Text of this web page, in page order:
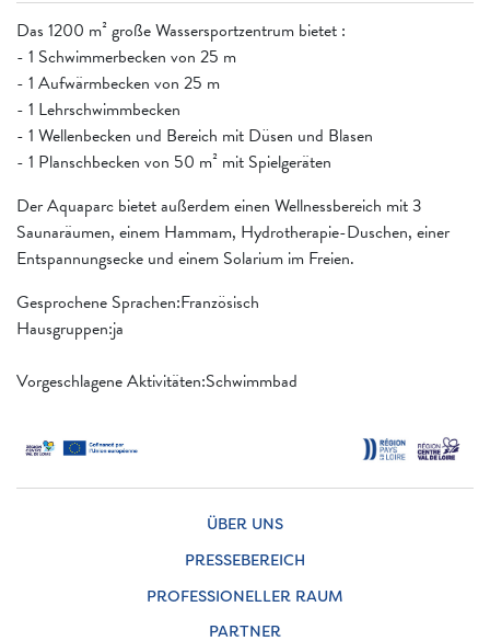
Das 1200 m² große Wassersportzentrum bietet :
- 1 Schwimmerbecken von 25 m
- 1 Aufwärmbecken von 25 m
- 1 Lehrschwimmbecken
- 1 Wellenbecken und Bereich mit Düsen und Blasen
- 1 Planschbecken von 50 m² mit Spielgeräten
Der Aquaparc bietet außerdem einen Wellnessbereich mit 3
Saunaräumen, einem Hammam, Hydrotherapie-Duschen, einer
Entspannungsecke und einem Solarium im Freien.
Gesprochene Sprachen:Französisch
Hausgruppen:ja
Vorgeschlagene Aktivitäten:Schwimmbad
ÜBER UNS
PRESSEBEREICH
PROFESSIONELLER RAUM
PARTNER